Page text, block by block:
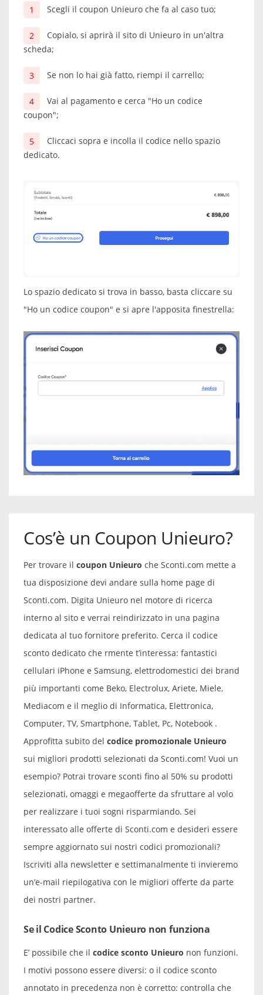
Scegli il coupon Unieuro che fa al caso tuo;
Copialo, si aprirà il sito di Unieuro in un'altra
scheda;
Se non lo hai già fatto, riempi il carrello;
Vai al pagamento e cerca "Ho un codice
coupon";
Cliccaci sopra e incolla il codice nello spazio
dedicato.
Lo spazio dedicato si trova in basso, basta cliccare su
"Ho un codice coupon" e si apre l'apposita finestrella:
Cos’è un Coupon Unieuro?
Per trovare il coupon Unieuro che Sconti.com mette a
tua disposizione devi andare sulla home page di
Sconti.com. Digita Unieuro nel motore di ricerca
interno al sito e verrai reindirizzato in una pagina
dedicata al tuo fornitore preferito. Cerca il codice
sconto dedicato che rmente t’interessa: fantastici
cellulari iPhone e Samsung, elettrodomestici dei brand
più importanti come Beko, Electrolux, Ariete, Miele,
Mediacom e il meglio di Informatica, Elettronica,
Computer, TV, Smartphone, Tablet, Pc, Notebook .
Approfitta subito del codice promozionale Unieuro
sui migliori prodotti selezionati da Sconti.com! Vuoi un
esempio? Potrai trovare sconti fino al 50% su prodotti
selezionati, omaggi e megaofferte da sfruttare al volo
per realizzare i tuoi sogni risparmiando. Sei
interessato alle offerte di Sconti.com e desideri essere
sempre aggiornato sui nostri codici promozionali?
Iscriviti alla newsletter e settimanalmente ti invieremo
un’e-mail riepilogativa con le migliori offerte da parte
dei nostri partner.
Se il Codice Sconto Unieuro non funziona
E’ possibile che il codice sconto Unieuro non funzioni.
I motivi possono essere diversi: o il codice sconto
annotato in precedenza non è corretto: controlla che